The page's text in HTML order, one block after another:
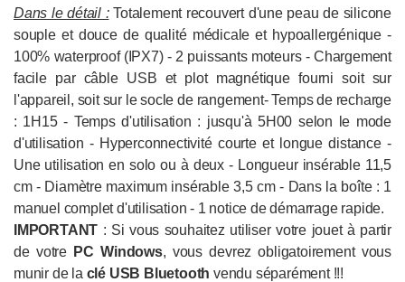
Dans le détail :Totalement recouvert d'une peau de silicone
souple et douce de qualité médicale et hypoallergénique -
100% waterproof (IPX7) - 2 puissants moteurs - Chargement
facile par câble USB et plot magnétique fourni soit sur
l'appareil, soit sur le socle de rangement- Temps de recharge
: 1H15 - Temps d'utilisation : jusqu'à 5H00 selon le mode
d'utilisation - Hyperconnectivité courte et longue distance -
Une utilisation en solo ou à deux - Longueur insérable 11,5
cm - Diamètre maximum insérable 3,5 cm - Dans la boîte : 1
manuel complet d'utilisation - 1 notice de démarrage rapide.
IMPORTANT : Si vous souhaitez utiliser votre jouet à partir
de votre PC Windows, vous devrez obligatoirement vous
munir de la clé USB Bluetooth vendu séparément !!!